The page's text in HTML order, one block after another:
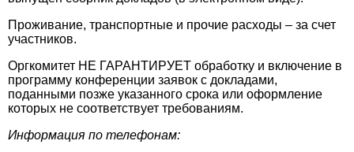
Проживание, транспортные и прочие расходы – за счет
участников.
Оргкомитет НЕ ГАРАНТИРУЕТ обработку и включение в
программу конференции заявок с докладами,
поданными позже указанного срока или оформление
которых не соответствует требованиям.
Информация по телефонам: